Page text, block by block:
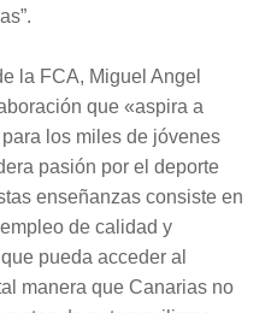
la FCA, Miguel Angel
que «aspira a
los miles de jóvenes
pasión por el deporte
enseñanzas consiste en
de calidad y
pueda acceder al
manera que Canarias no